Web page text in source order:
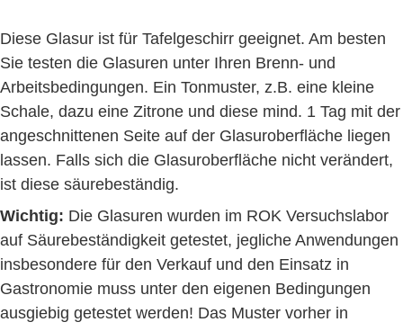
Diese Glasur ist für Tafelgeschirr geeignet. Am besten
Sie testen die Glasuren unter Ihren Brenn- und
Arbeitsbedingungen. Ein Tonmuster, z.B. eine kleine
Schale, dazu eine Zitrone und diese mind. 1 Tag mit der
angeschnittenen Seite auf der Glasuroberfläche liegen
lassen. Falls sich die Glasuroberfläche nicht verändert,
ist diese säurebeständig.
Wichtig: Die Glasuren wurden im ROK Versuchslabor
auf Säurebeständigkeit getestet, jegliche Anwendungen
insbesondere für den Verkauf und den Einsatz in
Gastronomie muss unter den eigenen Bedingungen
ausgiebig getestet werden! Das Muster vorher in